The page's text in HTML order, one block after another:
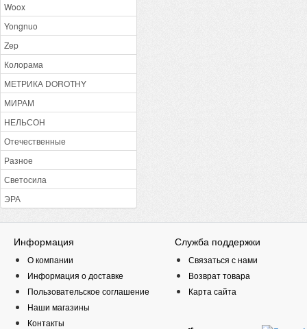
Woox
Yongnuo
Zep
Колорама
МЕТРИКА DOROTHY
МИРАМ
НЕЛЬСОН
Отечественные
Разное
Светосила
ЭРА
Информация
О компании
Информация о доставке
Пользовательское соглашение
Наши магазины
Контакты
Служба поддержки
Связаться с нами
Возврат товара
Карта сайта